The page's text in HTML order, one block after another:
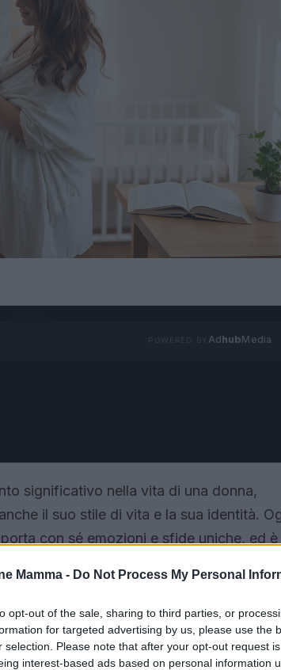
Mamma - Do Not Process My Personal
opt-out of the sale, sharing to third parties, or
for targeted advertising by us, please use the
selection. Please note that after your opt-out request
interest-based ads based on personal information
AdhubMedia
significativo nella vita di una donna,
il suo stile di vita e la sua identità.
con sé emozioni e sfide uniche, ed è
e preparazione. In questo articolo si
le neomamme a gestire al meglio
e benessere.